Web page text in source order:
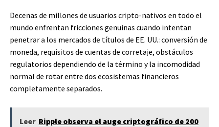
Decenas de millones de usuarios cripto-nativos en todo el
mundo enfrentan fricciones genuinas cuando intentan
penetrar a los mercados de títulos de EE. UU.: conversión de
moneda, requisitos de cuentas de corretaje, obstáculos
regulatorios dependiendo de la término y la incomodidad
normal de rotar entre dos ecosistemas financieros
completamente separados.
Leer Ripple observa el auge criptográfico de 200